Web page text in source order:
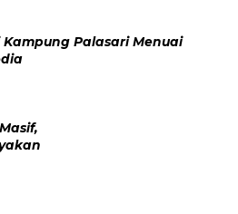
Palasari Menuai